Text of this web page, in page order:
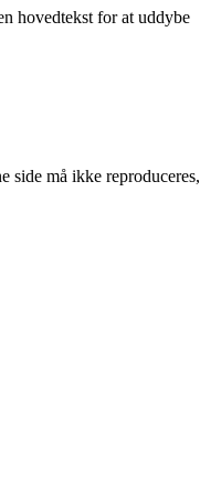
hovedtekst for at uddybe
side må ikke reproduceres,